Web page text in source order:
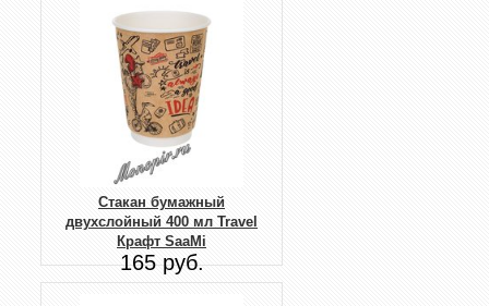
Стакан бумажный
двухслойный 400 мл Travel
Крафт SaaMi
165 руб.